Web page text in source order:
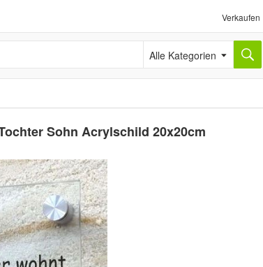
Verkaufen
Alle Kategorien
Sohn Acrylschild 20x20cm